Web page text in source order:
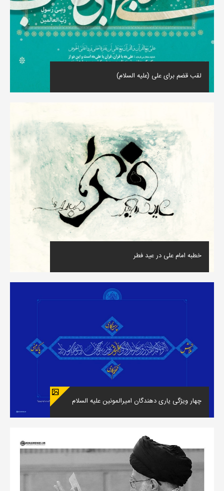
لقب قضم برای علی (علیه السلام)
خطبه امام علی در عید فطر
چهار ویژگی یاری دهندگان امیرالمونین علیه السلام